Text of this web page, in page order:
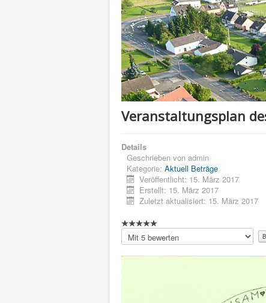
Veranstaltungsplan
Details
Geschrieben von admin
Kategorie: Aktuell Beträge
Veröffentlicht: 15. März 2017
Erstellt: 15. März 2017
Zuletzt aktualisiert: 15. März 2017
Bitte
bewerten